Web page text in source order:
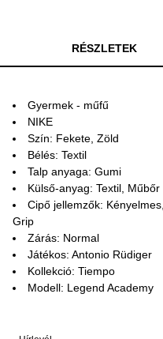
RÉSZLETEK
Gyermek - műfű
NIKE
Szín: Fekete, Zöld
Bélés: Textil
Talp anyaga: Gumi
Külső-anyag: Textil, Műbőr
Cipő jellemzők:
Grip
Zárás: Normal
Játékos: Antonio Rüdiger
Kollekció: Tiempo
Modell: Legend Academy